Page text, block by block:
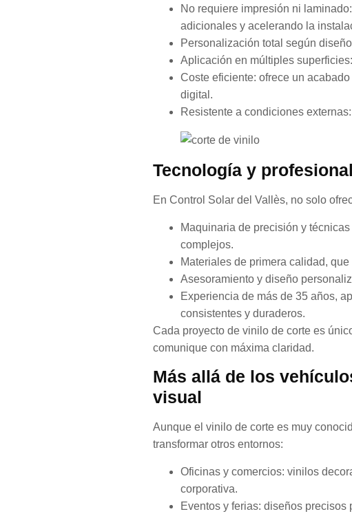
No requiere impresión ni
adicionales y acelerando la
Personalización total según
Aplicación en múltiples
Coste eficiente: ofrece un
digital.
Resistente a condiciones
Tecnología y
En Control Solar del Vallès, no solo
Maquinaria de precisión y
complejos.
Materiales de primera calidad,
Asesoramiento y diseño
Experiencia de más de 35 años,
consistentes y duraderos.
Cada proyecto de vinilo de corte es
comunique con máxima claridad.
Más allá de los
visual
Aunque el vinilo de corte es muy
transformar otros entornos:
Oficinas y comercios: vinilos
corporativa.
Eventos y ferias: diseños